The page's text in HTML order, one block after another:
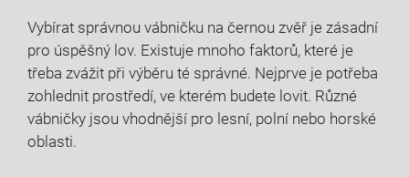
Vybírat správnou vábničku na černou zvěř je zásadní
pro úspěšný lov. Existuje mnoho faktorů, které je
třeba zvážit při výběru té správné. Nejprve je potřeba
zohlednit prostředí, ve kterém budete lovit. Různé
vábničky jsou vhodnější pro lesní, polní nebo horské
oblasti.